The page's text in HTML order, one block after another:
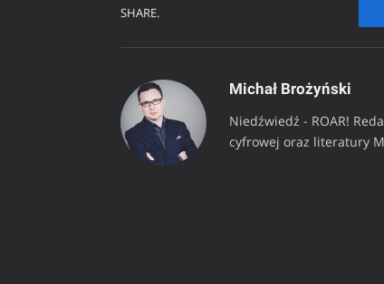
SHARE.
Michał Brożyński
Niedźwiedź - ROAR!
cyfrowej oraz literatury